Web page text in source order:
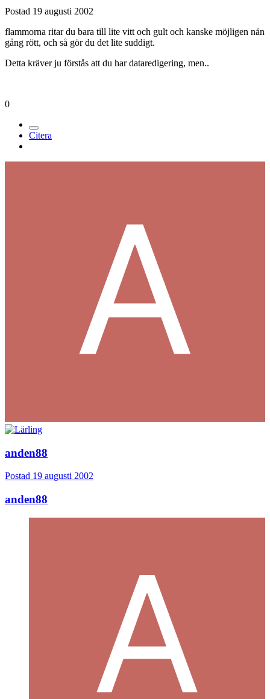
Postad 19 augusti 2002
flammorna ritar du bara till lite vitt och gult och kanske möjligen nån
gång rött, och så gör du det lite suddigt.
Detta kräver ju förstås att du har dataredigering, men..
0
Citera
anden88
Postad 19 augusti 2002
anden88